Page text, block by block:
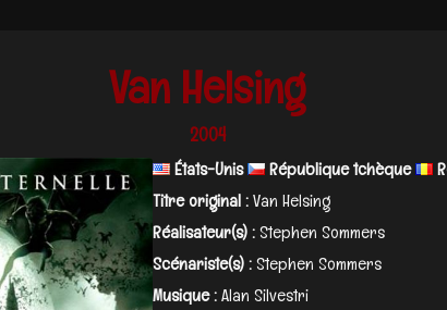
Van Helsing
2004
États-Unis République tchèque
Titre original :Van Helsing
Réalisateur(s) :Stephen Sommers
Scénariste(s) :Stephen Sommers
Musique :Alan Silvestri